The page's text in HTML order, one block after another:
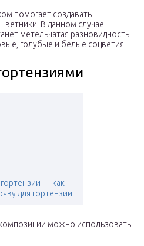
помогает создавать
В данном случае
метельчатая разновидность.
голубые и белые соцветия.
— как
для гортензии
можно использовать